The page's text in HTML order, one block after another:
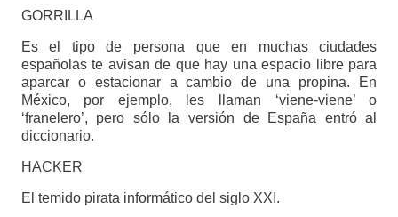
GORRILLA
Es el tipo de persona que en muchas ciudades
españolas te avisan de que hay una espacio libre para
aparcar o estacionar a cambio de una propina. En
México, por ejemplo, les llaman ‘viene-viene’ o
‘franelero’, pero sólo la versión de España entró al
diccionario.
HACKER
El temido pirata informático del siglo XXI.